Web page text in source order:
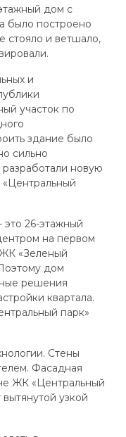
дом с
было построено
стояло и ветшало,
и
участок по
здание было
сильно
разработали новую
26-этажный
на первом
«Зеленый
дом
решения
квартала.
парк»
Стены
Фасадная
ЖК «Центральный
узкой